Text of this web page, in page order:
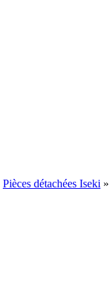
Pièces détachées Iseki »